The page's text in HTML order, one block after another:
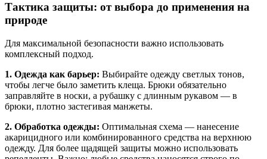
Тактика защиты: от выбора до применения на
природе
Для максимальной безопасности важно использовать
комплексный подход.
1. Одежда как барьер: Выбирайте одежду светлых тонов,
чтобы легче было заметить клеща. Брюки обязательно
заправляйте в носки, а рубашку с длинным рукавом — в
брюки, плотно застегивая манжеты.
2. Обработка одежды: Оптимальная схема — нанесение
акарицидного или комбинированного средства на верхнюю
одежду. Для более щадящей защиты можно использовать